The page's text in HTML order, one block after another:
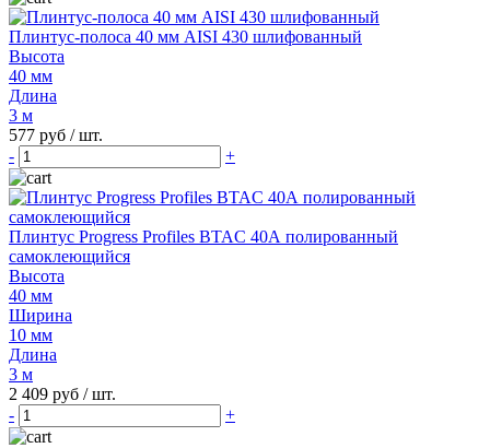
Плинтус-полоса 40 мм AISI 430 шлифованный
Высота
40 мм
Длина
3 м
577 руб / шт.
-
+
Плинтус Progress Profiles BTAC 40А полированный
самоклеющийся
Высота
40 мм
Ширина
10 мм
Длина
3 м
2 409 руб / шт.
-
+